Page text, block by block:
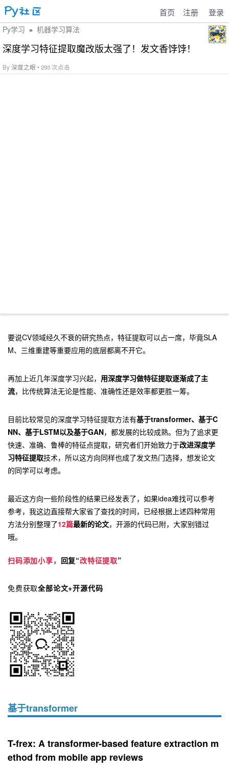
首页 注册 登录
Py学习 » 机器学习算法
深度学习特征提取魔改版太强了！发文香饽饽！
By深度之眼 • 293 次点击
要说CV领域经久不衰的研究热点，特征提取可以占一席，毕竟SLA
M、三维重建等重要应用的底层都离不开它。
再加上近几年深度学习兴起， 用深度学习做特征提取逐渐成了主
流，比传统算法无论是性能、准确性还是效率都更胜一筹。
目前比较常见的深度学习特征提取方法有基于transformer、基于C
NN、基于LSTM以及基于GAN，都发展的比较成熟。但为了追求更
快速、准确、鲁棒的特征点提取，研究者们开始致力于改进深度学
习特征提取技术，所以这方向同样也成了发文热门选择，想发论文
的同学可以考虑。
最近这方向一些阶段性的结果已经发表了，如果idea难找可以参考
参考，我这边直接帮大家省了查找的时间，已经根据上述四种常用
方法分别整理了12篇最新的论文，开源的代码已附，大家别错过
哦。
扫码添加小享， 回复“改特征提取”
免费获取全部论文+开源代码
基于transformer
T-frex: A transformer-based feature extraction m
ethod from mobile app reviews